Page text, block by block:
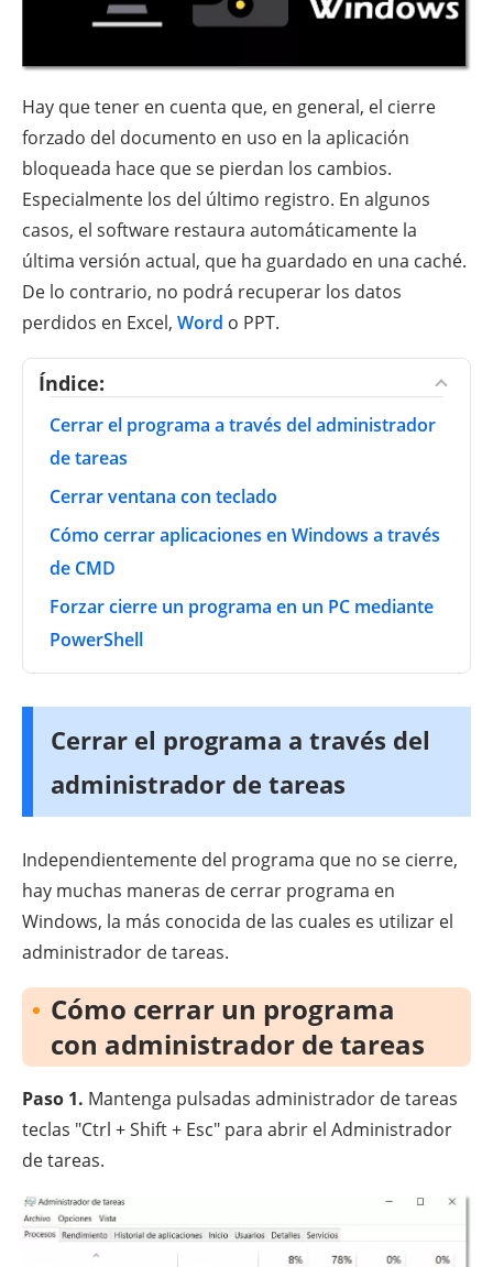
Hay que tener en cuenta que, en general, el cierre
forzado del documento en uso en la aplicación
bloqueada hace que se pierdan los cambios.
Especialmente los del último registro. En algunos
casos, el software restaura automáticamente la
última versión actual, que ha guardado en una caché.
De lo contrario, no podrá recuperar los datos
perdidos en Excel, Word o PPT.
Índice:
Cerrar el programa a través del administrador
de tareas
Cerrar ventana con teclado
Cómo cerrar aplicaciones en Windows a través
de CMD
Forzar cierre un programa en un PC mediante
PowerShell
Cerrar el programa a través del
administrador de tareas
Independientemente del programa que no se cierre,
hay muchas maneras de cerrar programa en
Windows, la más conocida de las cuales es utilizar el
administrador de tareas.
Cómo cerrar un programa
con administrador de tareas
Paso 1. Mantenga pulsadas administrador de tareas
teclas "Ctrl + Shift + Esc" para abrir el Administrador
de tareas.